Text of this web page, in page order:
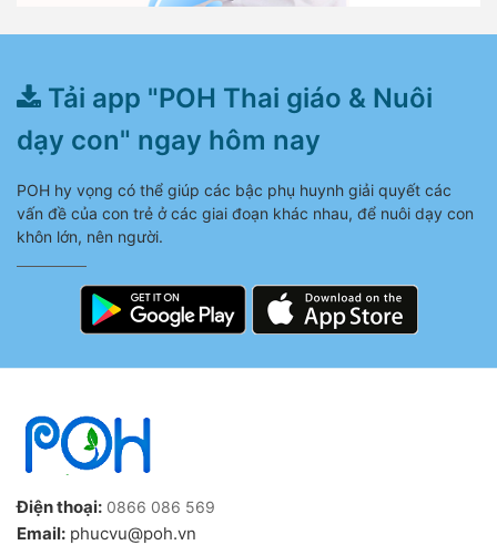
Tải app "POH Thai giáo & Nuôi
dạy con" ngay hôm nay
POH hy vọng có thể giúp các bậc phụ huynh giải quyết các
vấn đề của con trẻ ở các giai đoạn khác nhau, để nuôi dạy con
khôn lớn, nên người.
Điện thoại: 0866 086 569
Email: phucvu@poh.vn